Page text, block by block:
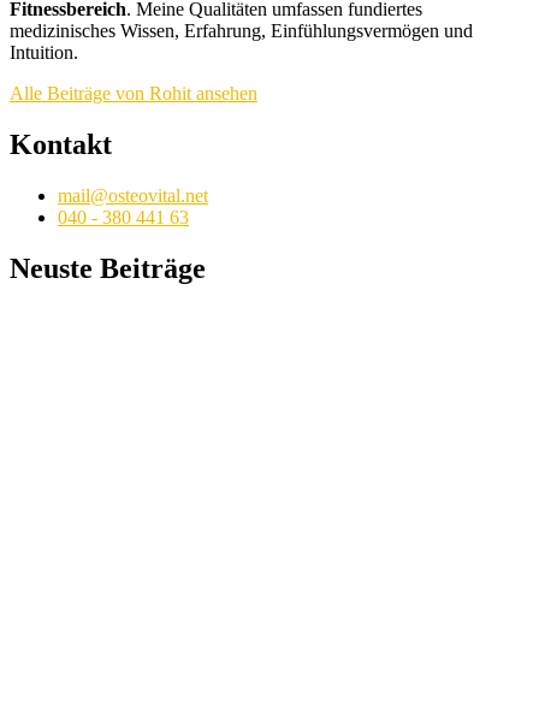
Fitnessbereich. Meine Qualitäten umfassen fundiertes
medizinisches Wissen, Erfahrung, Einfühlungsvermögen und
Intuition.
Alle Beiträge von Rohit ansehen
Kontakt
mail@osteovital.net
040 - 380 441 63
Neuste Beiträge